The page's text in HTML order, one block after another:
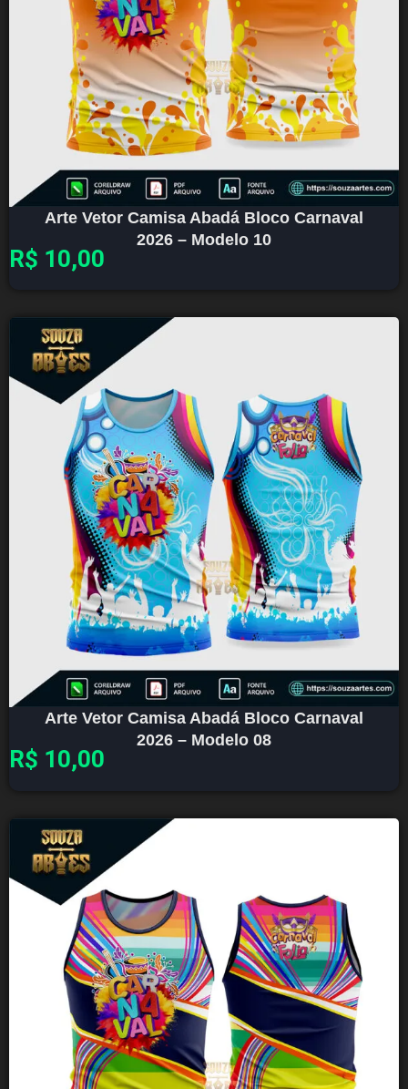
Arte Vetor Camisa Abadá Bloco Carnaval
2026 – Modelo 10
R$ 10,00
Arte Vetor Camisa Abadá Bloco Carnaval
2026 – Modelo 08
R$ 10,00